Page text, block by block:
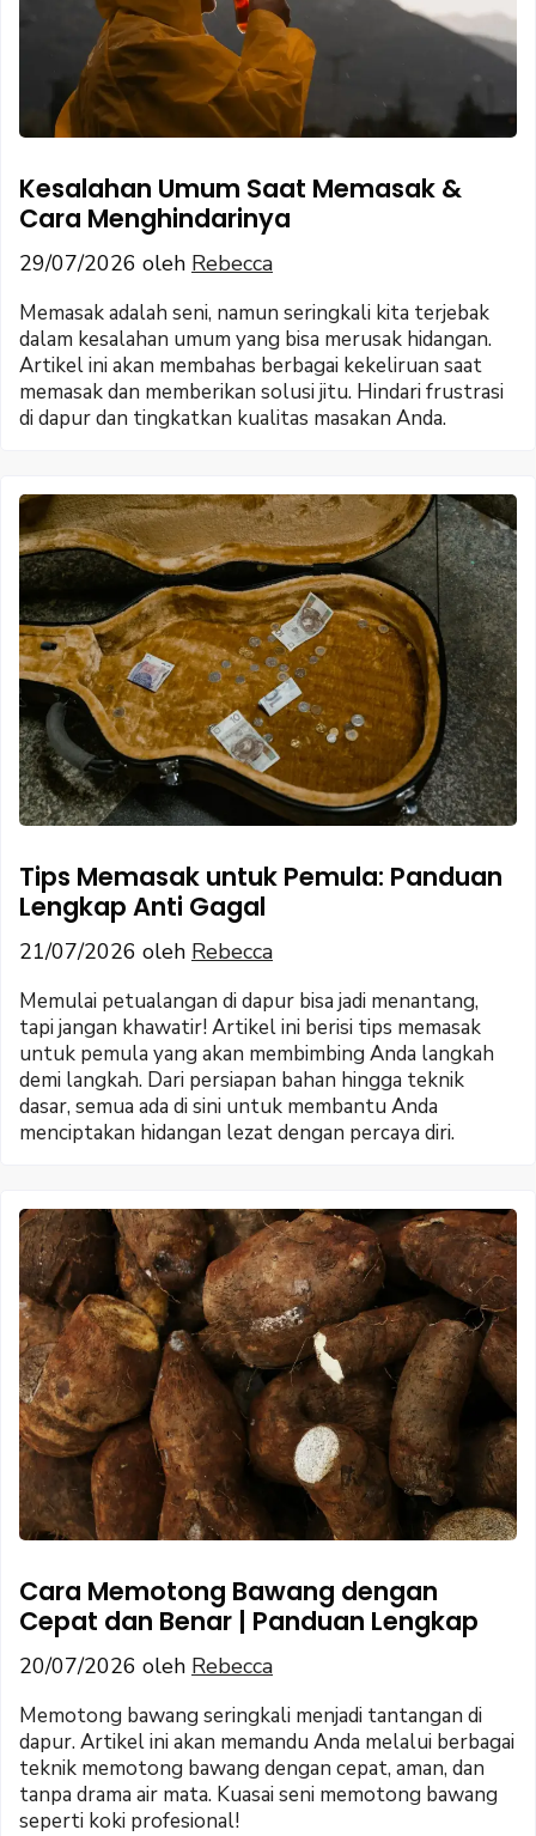
Kesalahan Umum Saat Memasak &
Cara Menghindarinya
29/07/2026 oleh Rebecca
Memasak adalah seni, namun seringkali kita terjebak
dalam kesalahan umum yang bisa merusak hidangan.
Artikel ini akan membahas berbagai kekeliruan saat
memasak dan memberikan solusi jitu. Hindari frustrasi
di dapur dan tingkatkan kualitas masakan Anda.
Tips Memasak untuk Pemula: Panduan
Lengkap Anti Gagal
21/07/2026 oleh Rebecca
Memulai petualangan di dapur bisa jadi menantang,
tapi jangan khawatir! Artikel ini berisi tips memasak
untuk pemula yang akan membimbing Anda langkah
demi langkah. Dari persiapan bahan hingga teknik
dasar, semua ada di sini untuk membantu Anda
menciptakan hidangan lezat dengan percaya diri.
Cara Memotong Bawang dengan
Cepat dan Benar | Panduan Lengkap
20/07/2026 oleh Rebecca
Memotong bawang seringkali menjadi tantangan di
dapur. Artikel ini akan memandu Anda melalui berbagai
teknik memotong bawang dengan cepat, aman, dan
tanpa drama air mata. Kuasai seni memotong bawang
seperti koki profesional!